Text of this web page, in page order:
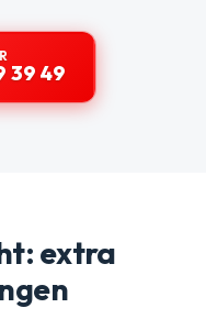
39 49
extra